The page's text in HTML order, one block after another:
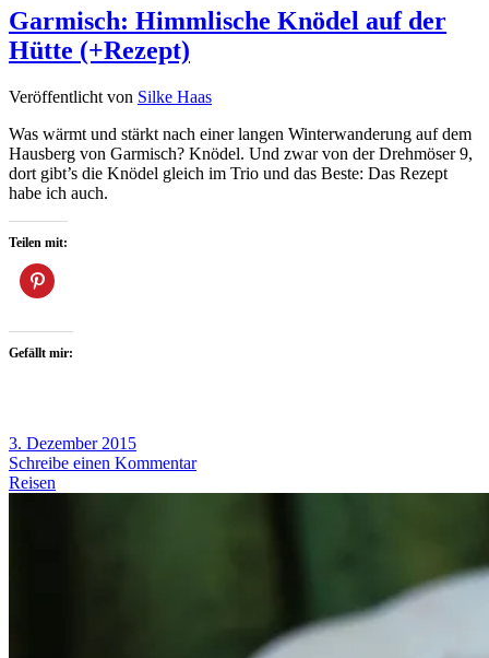
Garmisch: Himmlische Knödel auf der
Hütte (+Rezept)
Veröffentlicht von Silke Haas
Was wärmt und stärkt nach einer langen Winterwanderung auf dem
Hausberg von Garmisch? Knödel. Und zwar von der Drehmöser 9,
dort gibt’s die Knödel gleich im Trio und das Beste: Das Rezept
habe ich auch.
Teilen mit:
Gefällt mir:
3. Dezember 2015
Schreibe einen Kommentar
Reisen